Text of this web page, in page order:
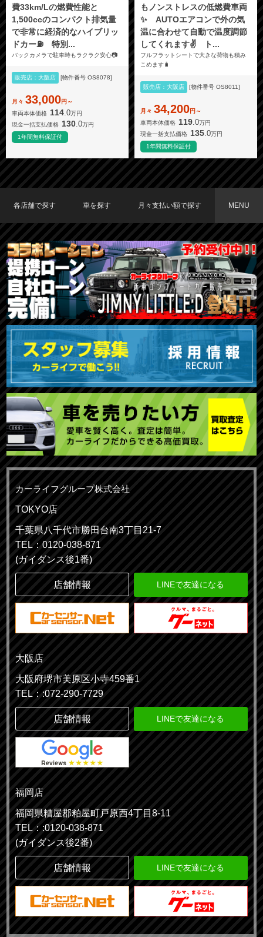
費33km/Lの燃費性能と
1,500ccのコンパクト排気量
で非常に経済的なハイブリッ
ドカー⛽️ 特別...
バックカメラで駐車時もラクラク安心📷️
販売店：大阪店 [物件番号 OS8078]
月々 33,000円～
車両本体価格 114.0万円
現金一括支払価格 130 .0万円
1年間無料保証付
もノンストレスの低燃費車両
✨ AUTOエアコンで外の気
温に合わせて自動で温度調節
してくれます✌️ ト...
フルフラットシートで大きな荷物も積み
こめます🧳
販売店：大阪店 [物件番号 OS8011]
月々 34,200円～
車両本体価格 119.0万円
現金一括支払価格 135 .0万円
1年間無料保証付
各店舗で探す
TOKYO店在庫車両
大阪店在庫車両
福岡店在庫車両
車を探す
車種で探す
メーカーで探す
月々支払い額で探す
〜19,999円
20,000円〜29,999円
30,000円〜39,999円
40,000円〜49,999円
50,000円〜
MENU
カーライフグループ株式会社
TOKYO店
千葉県八千代市勝田台南3丁目21-7
TEL：0120-038-871
(ガイダンス後1番)
店舗情報 LINEで友達になる
大阪店
大阪府堺市美原区小寺459番1
TEL：:072-290-7729
店舗情報 LINEで友達になる
福岡店
福岡県糟屋郡粕屋町戸原西4丁目8-11
TEL：:0120-038-871
(ガイダンス後2番)
店舗情報 LINEで友達になる